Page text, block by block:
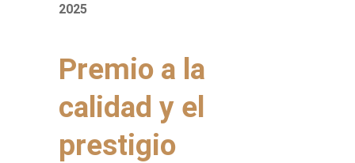
2025
Premio a la
calidad y el
prestigio